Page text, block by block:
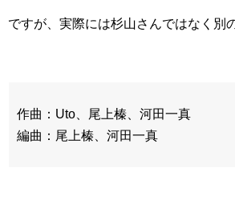
ですが、実際には杉山さんではなく別
作曲：Uto、尾上榛、河田一真
編曲：尾上榛、河田一真